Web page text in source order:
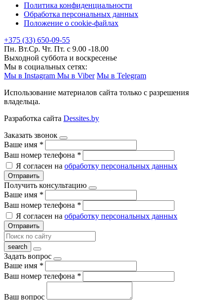
Политика конфиденциальности
Обработка персональных данных
Положение о cookie-файлах
+375 (33) 650-09-55
Пн. Вт.Ср. Чт. Пт. с 9.00 -18.00
Выходной суббота и воскресенье
Мы в социальных сетях:
Мы в Instagram Мы в Viber Мы в Telegram
Использование материалов сайта только с разрешения
владельца.
Разработка сайта Dessites.by
Заказать звонок
Ваше имя *
Ваш номер телефона *
Я согласен на обработку персональных данных
Отправить
Получить консультацию
Ваше имя *
Ваш номер телефона *
Я согласен на обработку персональных данных
Отправить
Задать вопрос
Ваше имя *
Ваш номер телефона *
Ваш вопрос